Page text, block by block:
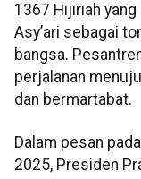
1367 Hijiriah
Asy’ari sebagai
bangsa.
perjalanan
dan bermartabat.
Dalam pesan
2025, Presiden